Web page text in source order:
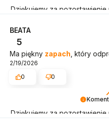
Dziękujemy za pozostawienie
razem gdy kosmetyki trafiają
przeszkód.
Dziękujemy za pozostawienie
BEATA
5
Ma piękny zapach, który
2/19/2026
0
0